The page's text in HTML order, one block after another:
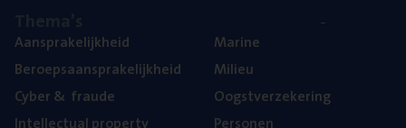
Aan­spra­ke­lijk­heid
Beroeps­aan­spra­ke­lijk­heid
Cyber& fraude
Intel­lec­tu­al property
Mari­ne
Mili­eu
Oogst­ver­ze­ke­ring
Per­so­nen